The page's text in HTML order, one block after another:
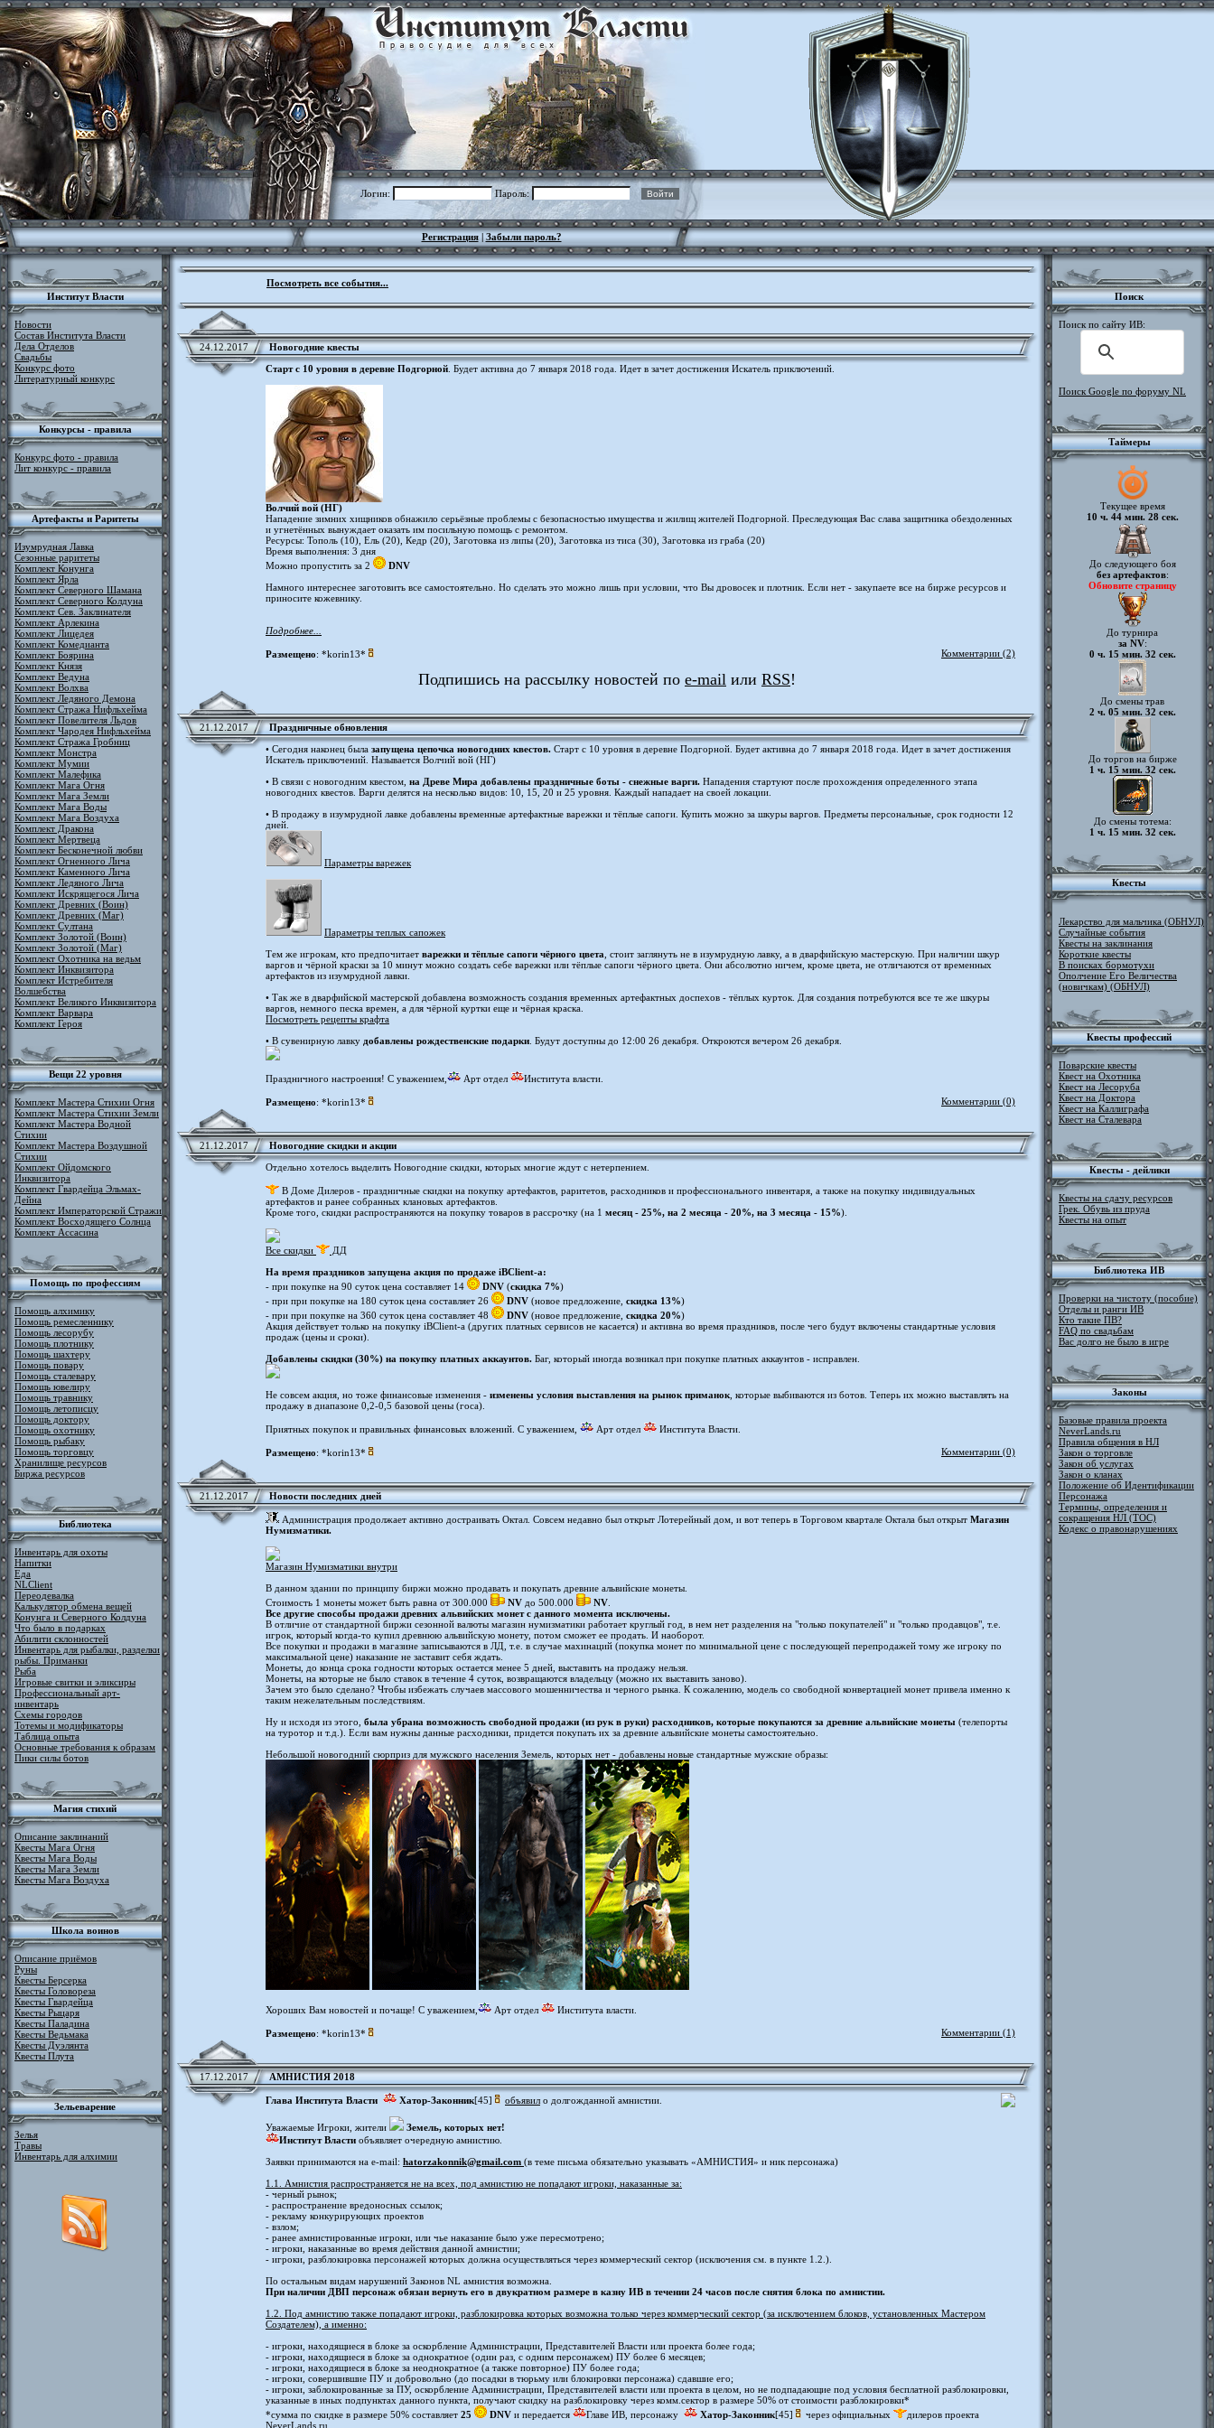
Логин: Пароль:
Регистрация| Забыли пароль?
Институт Власти
Новости
Состав Института Власти
Дела Отделов
Свадьбы
Конкурс фото
Литературный конкурс
Конкурсы - правила
Конкурс фото - правила
Лит конкурс - правила
Артефакты и Раритеты
Изумрудная Лавка
Сезонные раритеты
Комплект Конунга
Комплект Ярла
Комплект Северного Шамана
Комплект Северного Колдуна
Комплект Сев. Заклинателя
Комплект Арлекина
Комплект Лицедея
Комплект Комедианта
Комплект Боярина
Комплект Князя
Комплект Ведуна
Комплект Волхва
Комплект Ледяного Демона
Комплект Стража Нифльхейма
Комплект Повелителя Льдов
Комплект Чародея Нифльхейма
Комплект Стража Гробниц
Комплект Монстра
Комплект Мумии
Комплект Малефика
Комплект Мага Огня
Комплект Мага Земли
Комплект Мага Воды
Комплект Мага Воздуха
Комплект Дракона
Комплект Мертвеца
Комплект Бесконечной любви
Комплект Огненного Лича
Комплект Каменного Лича
Комплект Ледяного Лича
Комплект Искрящегося Лича
Комплект Древних (Воин)
Комплект Древних (Маг)
Комплект Султана
Комплект Золотой (Воин)
Комплект Золотой (Маг)
Комплект Охотника на ведьм
Комплект Инквизитора
Комплект Истребителя
Волшебства
Комплект Великого Инквизитора
Комплект Варвара
Комплект Героя
Вещи 22 уровня
Комплект Мастера Стихии Огня
Комплект Мастера Стихии Земли
Комплект Мастера Водной
Стихии
Комплект Мастера Воздушной
Стихии
Комплект Ойдомского
Инквизитора
Комплект Гвардейца Эльмах-
Дейна
Комплект Императорской Стражи
Комплект Восходящего Солнца
Комплект Ассасина
Помощь по профессиям
Помощь алхимику
Помощь ремесленнику
Помощь лесорубу
Помощь плотнику
Помощь шахтеру
Помощь повару
Помощь сталевару
Помощь ювелиру
Помощь травнику
Помощь летописцу
Помощь доктору
Помощь охотнику
Помощь рыбаку
Помощь торговцу
Хранилище ресурсов
Биржа ресурсов
Библиотека
Инвентарь для охоты
Напитки
Еда
NLClient
Переодевалка
Калькулятор обмена вещей
Конунга и Северного Колдуна
Что было в подарках
Абилити склонностей
Инвентарь для рыбалки, разделки
рыбы. Приманки
Рыба
Игровые свитки и эликсиры
Профессиональный арт-
инвентарь
Схемы городов
Тотемы и модификаторы
Таблица опыта
Основные требования к образам
Пики силы ботов
Магия стихий
Описание заклинаний
Квесты Мага Огня
Квесты Мага Воды
Квесты Мага Земли
Квесты Мага Воздуха
Школа воинов
Описание приёмов
Руны
Квесты Берсерка
Квесты Головореза
Квесты Гвардейца
Квесты Рыцаря
Квесты Паладина
Квесты Ведьмака
Квесты Дуэлянта
Квесты Плута
Зельеварение
Зелья
Травы
Инвентарь для алхимии
Посмотреть все события...
24.12.2017
Новогодние квесты
Старт с 10 уровня в деревне Подгорной . Будет активна до 7 января 2018 года. Идет в зачет достижения Искатель приключений.
Волчий вой (НГ)
Нападение зимних хищников обнажило серьёзные проблемы с безопасностью имущества и жилищ жителей Подгорной. Преследующая Вас слава защитника обездоленных
и угнетённых вынуждает оказать им посильную помощь с ремонтом.
Ресурсы: Тополь (10), Ель (20), Кедр (20), Заготовка из липы (20), Заготовка из тиса (30), Заготовка из граба (20)
Время выполнения: 3 дня
Можно пропустить за 2
DNV
Намного интереснее заготовить все самостоятельно. Но сделать это можно лишь при условии, что Вы дровосек и плотник. Если нет - закупаете все на бирже ресурсов и
приносите кожевнику.
Подробнее...
Размещено: *korin13* Комментарии (2)
Подпишись на рассылку новостей по e-mail или RSS!
21.12.2017
Праздничные обновления
• Сегодня наконец была запущена цепочка новогодних квестов. Старт с 10 уровня в деревне Подгорной. Будет активна до 7 января 2018 года. Идет в зачет достижения
Искатель приключений. Называется Волчий вой (НГ)
• В связи с новогодним квестом, на Древе Мира добавлены праздничные боты - снежные варги. Нападения стартуют после прохождения определенного этапа
новогодних квестов. Варги делятся на несколько видов: 10, 15, 20 и 25 уровня. Каждый нападает на своей локации.
• В продажу в изумрудной лавке добавлены временные артефактные варежки и тёплые сапоги. Купить можно за шкуры варгов. Предметы персональные, срок годности 12
дней.
Параметры варежек
Параметры теплых сапожек
Тем же игрокам, кто предпочитает варежки и тёплые сапоги чёрного цвета , стоит заглянуть не в изумрудную лавку, а в дварфийскую мастерскую. При наличии шкур
варгов и чёрной краски за 10 минут можно создать себе варежки или тёплые сапоги чёрного цвета. Они абсолютно ничем, кроме цвета, не отличаются от временных
артефактов из изумрудной лавки.
• Так же в дварфийской мастерской добавлена возможность создания временных артефактных доспехов - тёплых курток. Для создания потребуются все те же шкуры
варгов, немного песка времен, а для чёрной куртки еще и чёрная краска.
Посмотреть рецепты крафта
• В сувенирную лавку добавлены рождественские подарки . Будут доступны до 12:00 26 декабря. Откроются вечером 26 декабря.
Праздничного настроения! С уважением, Арт отдел Института власти.
Размещено: *korin13* Комментарии (0)
21.12.2017
Новогодние скидки и акции
Отдельно хотелось выделить Новогодние скидки, которых многие ждут с нетерпением.
В Доме Дилеров - праздничные скидки на покупку артефактов, раритетов, расходников и профессионального инвентаря, а также на покупку индивидуальных
артефактов и ранее собранных клановых артефактов.
Кроме того, скидки распространяются на покупку товаров в рассрочку (на 1 месяц - 25%, на 2 месяца - 20%, на 3 месяца - 15%).
Все скидки
ДД
На время праздников запущена акция по продаже iBClient-а:
- при покупке на 90 суток цена составляет 14
DNV (скидка 7%)
- при при покупке на 180 суток цена составляет 26
DNV (новое предложение, скидка 13%)
- при при покупке на 360 суток цена составляет 48
DNV (новое предложение, скидка 20%)
Акция действует только на покупку iBClient-а (других платных сервисов не касается) и активна во время праздников, после чего будут включены стандартные условия
продаж (цены и сроки).
Добавлены скидки (30%) на покупку платных аккаунтов. Баг, который иногда возникал при покупке платных аккаунтов - исправлен.
Не совсем акция, но тоже финансовые изменения - изменены условия выставления на рынок приманок , которые выбиваются из ботов. Теперь их можно выставлять на
продажу в диапазоне 0,2-0,5 базовой цены (госа).
Приятных покупок и правильных финансовых вложений. С уважением, Арт отдел Института Власти.
Размещено: *korin13* Комментарии (0)
21.12.2017 Новости последних дней
Администрация продолжает активно достраивать Октал. Совсем недавно был открыт Лотерейный дом, и вот теперь в Торговом квартале Октала был открыт Магазин
Нумизматики.
Магазин Нумизматики внутри
В данном здании по принципу биржи можно продавать и покупать древние альвийские монеты.
Стоимость 1 монеты может быть равна от 300.000
NV до 500.000 NV
Все другие способы продажи древних альвийских монет с данного момента исключены.
В отличие от стандартной биржи сезонной валюты магазин нумизматики работает круглый год, в нем нет разделения на "только покупателей" и "только продавцов", т.е.
игрок, который когда-то купил древнюю альвийскую монету, потом сможет ее продать. И наоборот.
Все покупки и продажи в магазине записываются в ЛД, т.е. в случае махинаций (покупка монет по минимальной цене с последующей перепродажей тому же игроку по
максимальной цене) наказание не заставит себя ждать.
Монеты, до конца срока годности которых остается менее 5 дней, выставить на продажу нельзя.
Монеты, на которые не было ставок в течение 4 суток, возвращаются владельцу (можно их выставить заново).
Зачем это было сделано? Чтобы избежать случаев массового мошенничества и черного рынка. К сожалению, модель со свободной конвертацией монет привела именно к
таким нежелательным последствиям.
Ну и исходя из этого, была убрана возможность свободной продажи (из рук в руки) расходников, которые покупаются за древние альвийские монеты (телепорты
на туротор и т.д.). Если вам нужны данные расходники, придется покупать их за древние альвийские монеты самостоятельно.
Небольшой новогодний сюрприз для мужского населения Земель, которых нет - добавлены новые стандартные мужские образы:
Хороших Вам новостей и почаще! С уважением, Арт отдел Института власти.
Размещено: *korin13* Комментарии (1)
17.12.2017 АМНИСТИЯ 2018
Глава Института Власти Хатор-Законник[45] объявил о долгожданной амнистии.
Уважаемые Игроки, жители
Земель, которых нет!
Институт Власти объявляет очередную амнистию.
Заявки принимаются на e-mail: hatorzakonnik@gmail.com (в теме письма обязательно указывать «АМНИСТИЯ» и ник персонажа)
1.1. Амнистия распространяется не на всех, под амнистию не попадают игроки, наказанные за:
- черный рынок;
- распространение вредоносных ссылок;
- рекламу конкурирующих проектов
- взлом;
- ранее амнистированные игроки, или чье наказание было уже пересмотрено;
- игроки, наказанные во время действия данной амнистии;
- игроки, разблокировка персонажей которых должна осуществляться через коммерческий сектор (исключения см. в пункте 1.2.).
По остальным видам нарушений Законов NL амнистия возможна.
При наличии ДВП персонаж обязан вернуть его в двукратном размере в казну ИВ в течении 24 часов после снятия блока по амнистии.
1.2. Под амнистию также попадают игроки, разблокировка которых возможна только через коммерческий сектор (за исключением блоков, установленных Мастером
Создателем), а именно:
- игроки, находящиеся в блоке за оскорбление Администрации, Представителей Власти или проекта более года;
- игроки, находящиеся в блоке за однократное (один раз, с одним персонажем) ПУ более 6 месяцев;
- игроки, находящиеся в блоке за неоднократное (а также повторное) ПУ более года;
- игроки, совершившие ПУ и добровольно (до посадки в тюрьму или блокировки персонажа) сдавшие его;
- игроки, заблокированные за ПУ, оскорбление Администрации, Представителей власти или проекта в целом, но не подпадающие под условия бесплатной разблокировки,
указанные в иных подпунктах данного пункта, получают скидку на разблокировку через комм.сектор в размере 50% от стоимости разблокировки*
*сумма по скидке в размере 50% составляет 25 DNV и передается Главе ИВ, персонажу Хатор-Законник[45] через официальных
дилеров проекта
NeverLands.ru.
Поиск
Поиск по сайту ИВ:
Поиск Google по форуму NL
Таймеры
Текущее время
10 ч. 44 мин. 28 сек.
До следующего боя
без артефактов:
Обновите страницу
До турнира
за NV:
0 ч. 15 мин. 32 сек.
До смены трав
2 ч. 05 мин. 32 сек.
До торгов на бирже
1 ч. 15 мин. 32 сек.
До смены тотема:
1 ч. 15 мин. 32 сек.
Квесты
Лекарство для мальчика (ОБНУЛ)
Случайные события
Квесты на заклинания
Короткие квесты
В поисках бормотухи
Ополчение Его Величества
(новичкам) (ОБНУЛ)
Квесты профессий
Поварские квесты
Квест на Охотника
Квест на Лесоруба
Квест на Доктора
Квест на Каллиграфа
Квест на Сталевара
Квесты - дейлики
Квесты на сдачу ресурсов
Грек. Обувь из пруда
Квесты на опыт
Библиотека ИВ
Проверки на чистоту (пособие)
Отделы и ранги ИВ
Кто такие ПВ?
FAQ по свадьбам
Вас долго не было в игре
Законы
Базовые правила проекта
NeverLands.ru
Правила общения в НЛ
Закон о торговле
Закон об услугах
Закон о кланах
Положение об Идентификации
Персонажа
Термины, определения и
сокращения НЛ (ТОС)
Кодекс о правонарушениях